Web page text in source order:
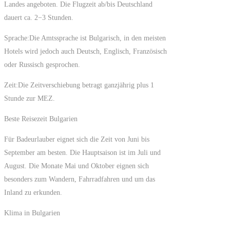
Landes angeboten. Die Flugzeit ab/bis Deutschland
dauert ca. 2−3 Stunden.
Sprache:Die Amtssprache ist Bulgarisch, in den meisten
Hotels wird jedoch auch Deutsch, Englisch, Französisch
oder Russisch gesprochen.
Zeit:Die Zeitverschiebung betragt ganzjährig plus 1
Stunde zur MEZ.
Beste Reisezeit Bulgarien
Für Badeurlauber eignet sich die Zeit von Juni bis
September am besten. Die Hauptsaison ist im Juli und
August. Die Monate Mai und Oktober eignen sich
besonders zum Wandern, Fahrradfahren und um das
Inland zu erkunden.
Klima in Bulgarien